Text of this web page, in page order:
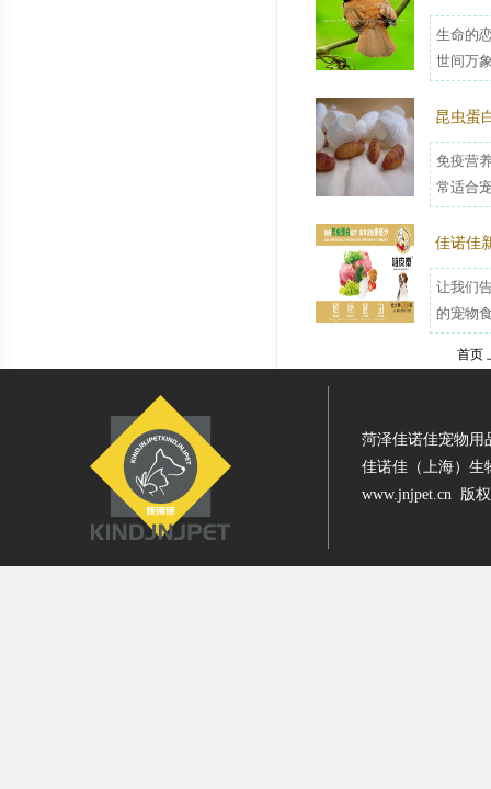
生命的
世间万
昆虫蛋
免疫营
常适合
佳诺佳
让我们
的宠物
首页
菏泽佳诺佳宠物用
佳诺佳（上海）生
www.jnjpet.cn 版